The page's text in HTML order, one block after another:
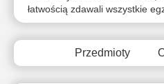
łatwością zdawali wszystkie
Przedmioty
Brak
dostępnych
terminów
Brak
dostępnych
terminów